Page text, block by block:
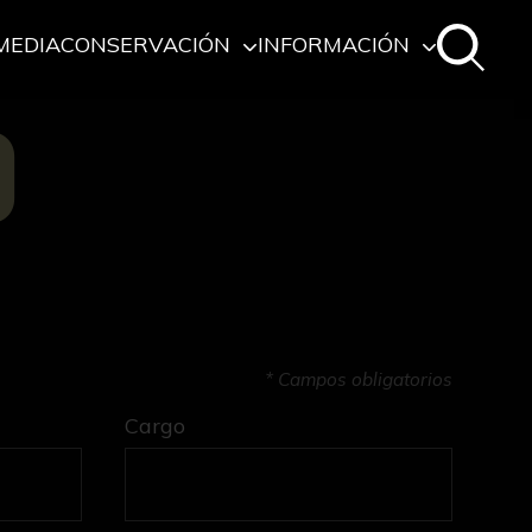
CONSERVACIÓN INFORMACIÓN
* Campos obligatorios
Cargo